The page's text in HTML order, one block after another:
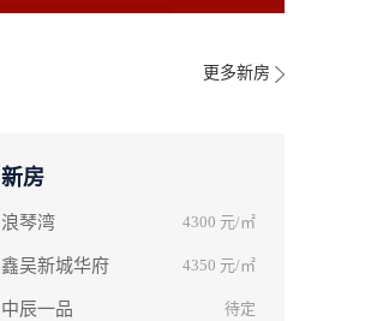
更多新房
新房
浪琴湾 4300 元/㎡
鑫吴新城华府 4350 元/㎡
中辰一品 待定